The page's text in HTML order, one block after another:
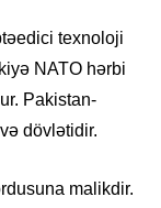
texnoloji
NATO hərbi
Pakistan-
dövlətidir.
malikdir.